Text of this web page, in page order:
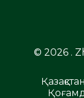
© 2026 .